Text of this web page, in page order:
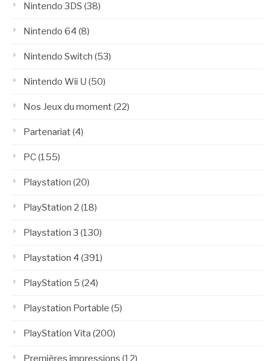
Nintendo 3DS (38)
Nintendo 64 (8)
Nintendo Switch (53)
Nintendo Wii U (50)
Nos Jeux du moment(22)
Partenariat(4)
PC(155)
Playstation (20)
PlayStation 2 (18)
Playstation 3 (130)
Playstation 4 (391)
PlayStation 5 (24)
Playstation Portable (5)
PlayStation Vita (200)
Premières impressions (12)